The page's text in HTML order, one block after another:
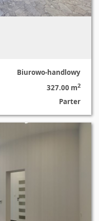
Biurowo-handlowy
327.00 m2
Parter